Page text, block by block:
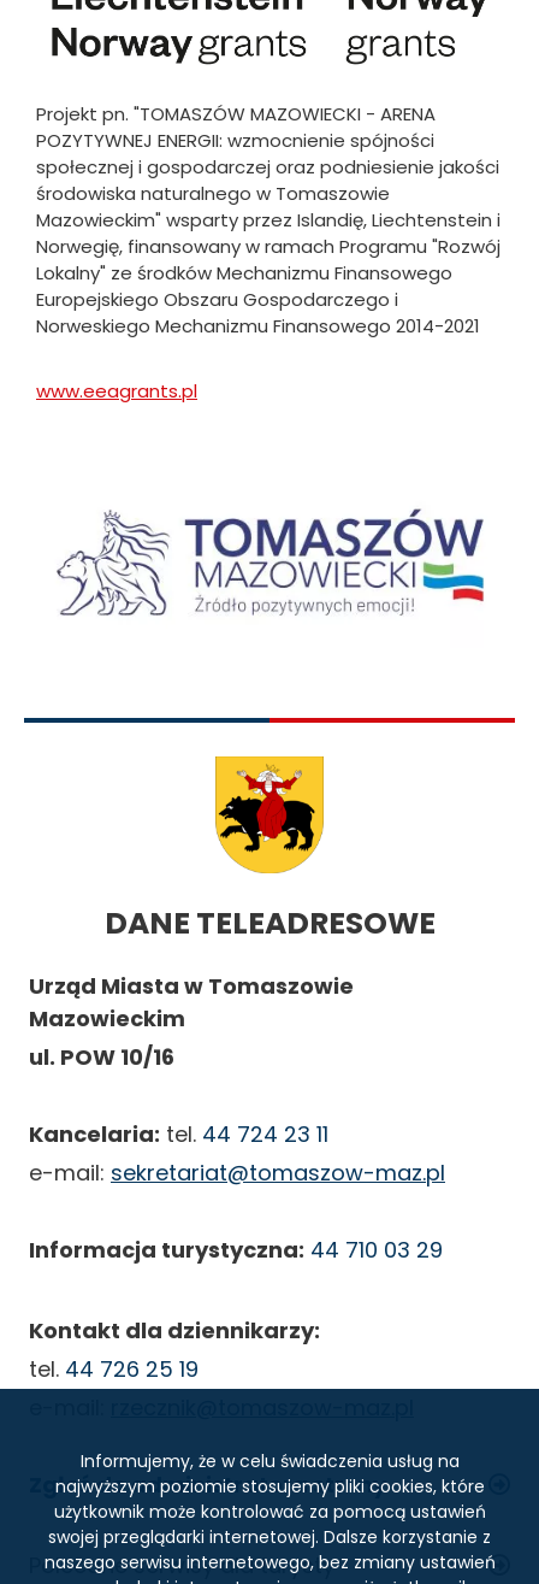
Projekt pn. "TOMASZÓW MAZOWIECKI - ARENA
POZYTYWNEJ ENERGII: wzmocnienie spójności
społecznej i gospodarczej oraz podniesienie jakości
środowiska naturalnego w Tomaszowie
Mazowieckim" wsparty przez Islandię, Liechtenstein i
Norwegię, finansowany w ramach Programu "Rozwój
Lokalny" ze środków Mechanizmu Finansowego
Europejskiego Obszaru Gospodarczego i
Norweskiego Mechanizmu Finansowego 2014-2021
www.eeagrants.pl
DANE TELEADRESOWE
Urząd Miasta w Tomaszowie
Mazowieckim
ul. POW 10/16
Kancelaria: tel. 44 724 23 11
e-mail: sekretariat@tomaszow-maz.pl
Informacja turystyczna: 44 710 03 29
Kontakt dla dziennikarzy:
tel. 44 726 25 19
Zgłoś do administratora strony
STOPKA
Polecane serwisy dla turysty
Informujemy, że w celu świadczenia usług na
najwyższym poziomie stosujemy pliki cookies, które
użytkownik może kontrolować za pomocą ustawień
swojej przeglądarki internetowej. Dalsze korzystanie z
naszego serwisu internetowego, bez zmiany ustawień